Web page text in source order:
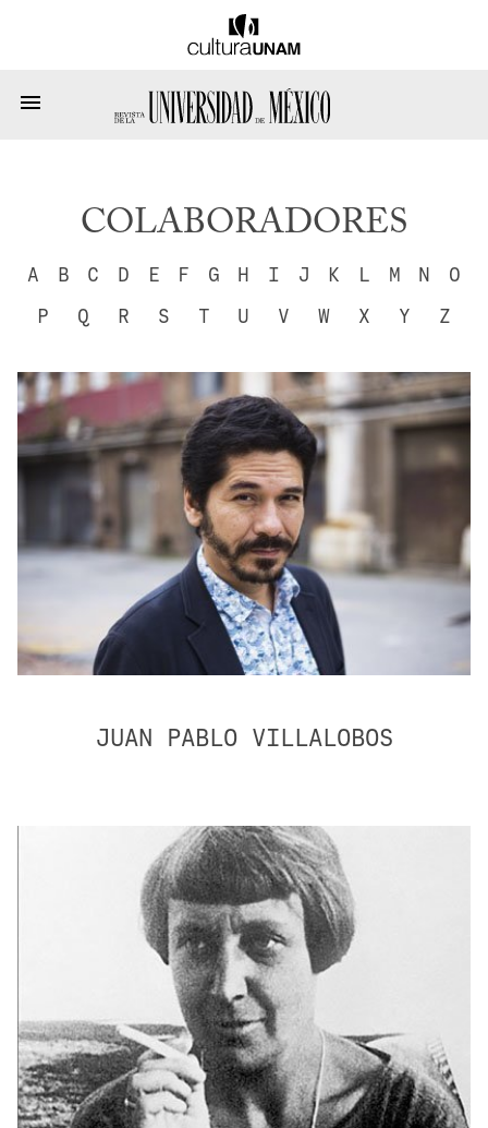
COLABORADORES
A B C D E F G H I J K L M N
O
P
Q R S T U V W X Y Z
JUAN PABLO VILLALOBOS